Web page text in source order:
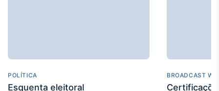
POLÍTICA
Esquenta eleitoral
BROADCAST